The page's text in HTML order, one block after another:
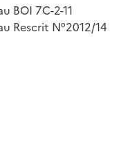
BOI 7C-2-11
Rescrit N°2012/14
pdf